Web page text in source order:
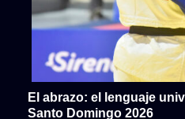
El abrazo: el lenguaje
Santo Domingo 2026